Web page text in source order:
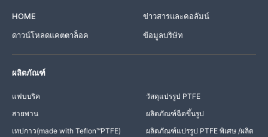
HOME
ข่าวสารและคอลัมน์
ดาวน์โหลดแคตตาล็อค
ข้อมูลบริษัท
ผลิตภัณฑ์
แฟบบริค
สายพาน
เทปกาว(made with Teflon™PTFE)
วัสดุแปรรูป PTFE
ผลิตภัณฑ์ฉีดขึ้นรูป
ผลิตภัณฑ์แปรรูป PTFE พิเศษ /ผลิต